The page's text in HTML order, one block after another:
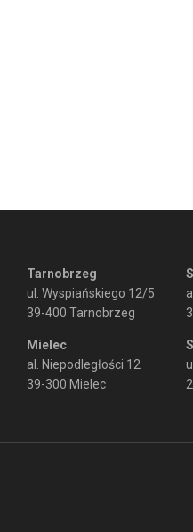
Tarnobrzeg
ul. Wyspiańskiego 12/5
39-400 Tarnobrzeg
Mielec
al. Niepodległości 12
39-300 Mielec